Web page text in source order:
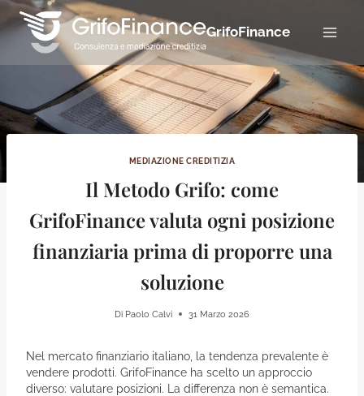
Salta
contenuto
GrifoFinance
MEDIAZIONE CREDITIZIA
Il Metodo Grifo: come
GrifoFinance valuta ogni posizione
finanziaria prima di proporre una
soluzione
Di Paolo Calvi 31 Marzo 2026
Nel mercato finanziario italiano, la tendenza prevalente è
vendere prodotti. GrifoFinance ha scelto un approccio
diverso: valutare posizioni. La differenza non è semantica.